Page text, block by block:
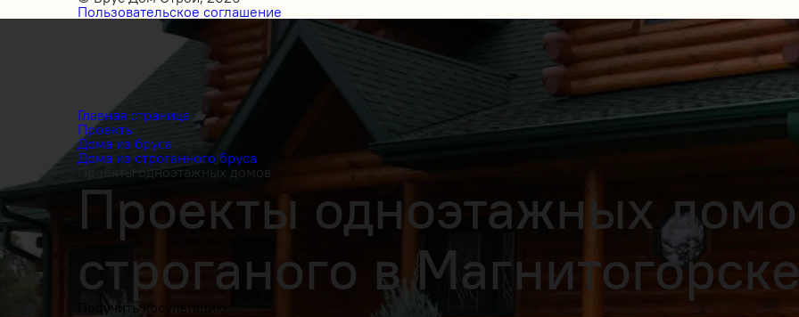
Пользовательское соглашение
Главная страница
Проекты
Дома из бруса
Дома из строганного бруса
Проекты одноэтажных домов
Проекты одноэтажных
строганого в
Получить косультацию